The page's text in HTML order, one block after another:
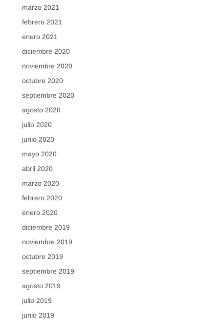
marzo 2021
febrero 2021
enero 2021
diciembre 2020
noviembre 2020
octubre 2020
septiembre 2020
agosto 2020
julio 2020
junio 2020
mayo 2020
abril 2020
marzo 2020
febrero 2020
enero 2020
diciembre 2019
noviembre 2019
octubre 2019
septiembre 2019
agosto 2019
julio 2019
junio 2019